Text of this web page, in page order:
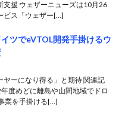
支援 ウェザーニューズは10月26
ビス「ウェザー[…]
ツでeVTOL開発手掛けるウ
ヤーになり得る」と期待 関連記
度めどに離島や山間地域でドロ
業を手掛ける[…]